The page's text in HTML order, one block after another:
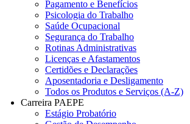
Pagamento e Benefícios
Psicologia do Trabalho
Saúde Ocupacional
Segurança do Trabalho
Rotinas Administrativas
Licenças e Afastamentos
Certidões e Declarações
Aposentadoria e Desligamento
Todos os Produtos e Serviços (A-Z)
Carreira PAEPE
Estágio Probatório